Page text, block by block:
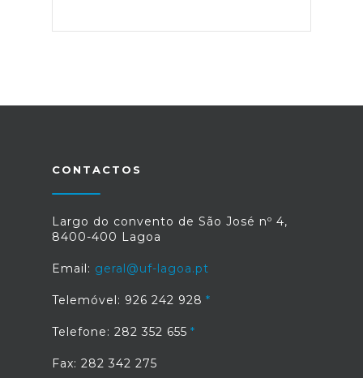
CONTACTOS
Largo do convento de São José nº 4,
8400-400 Lagoa
Email: geral@uf-lagoa.pt
Telemóvel: 926 242 928
Telefone: 282 352 655
Fax: 282 342 275